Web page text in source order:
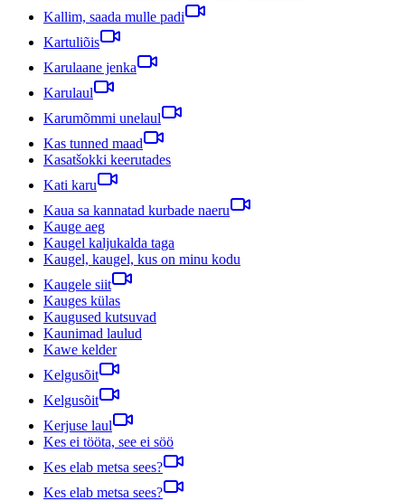
Kallim, saada mulle padi
Kartuliõis
Karulaane jenka
Karulaul
Karumõmmi unelaul
Kas tunned maad
Kasatšokki keerutades
Kati karu
Kaua sa kannatad kurbade naeru
Kauge aeg
Kaugel kaljukalda taga
Kaugel, kaugel, kus on minu kodu
Kaugele siit
Kauges külas
Kaugused kutsuvad
Kaunimad laulud
Kawe kelder
Kelgusõit
Kelgusõit
Kerjuse laul
Kes ei tööta, see ei söö
Kes elab metsa sees?
Kes elab metsa sees?